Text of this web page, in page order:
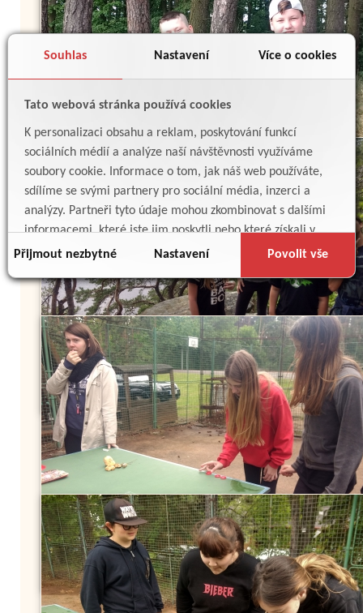
Souhlas Nastavení Více o cookies
Tato webová stránka používá cookies
K personalizaci obsahu a reklam, poskytování funkcí
sociálních médií a analýze naší návštěvnosti využíváme
soubory cookie. Informace o tom, jak náš web používáte,
sdílíme se svými partnery pro sociální média, inzerci a
analýzy. Partneři tyto údaje mohou zkombinovat s dalšími
informacemi, které jste jim poskytli nebo které získali v
důsledku toho, že používáte jejich služby.
Přijmout nezbytné Nastavení Povolit vše